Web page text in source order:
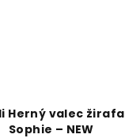
Herný valec žirafa
Sophie – NEW